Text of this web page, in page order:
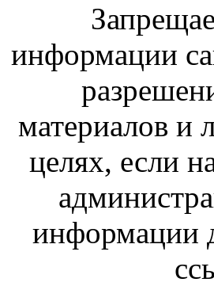
информации
материалов и
целях, если
информации